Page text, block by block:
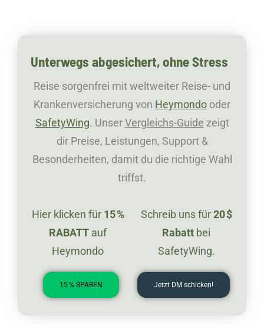
Unterwegs abgesichert, ohne Stress
Reise sorgenfrei mit weltweiter Reise- und
Krankenversicherung von Heymondo oder
SafetyWing. UnserVergleichs-Guide zeigt
dir Preise, Leistungen, Support &
Besonderheiten, damit du die richtige Wahl
triffst.
Hier klicken für15 %
RABATT auf
Heymondo
15 % SPAREN
Schreib uns für20 $
Rabatt bei
SafetyWing.
Jetzt DM schicken!